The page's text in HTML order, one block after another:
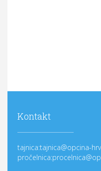
Kontakt
tajnica:tajnica@opcina-